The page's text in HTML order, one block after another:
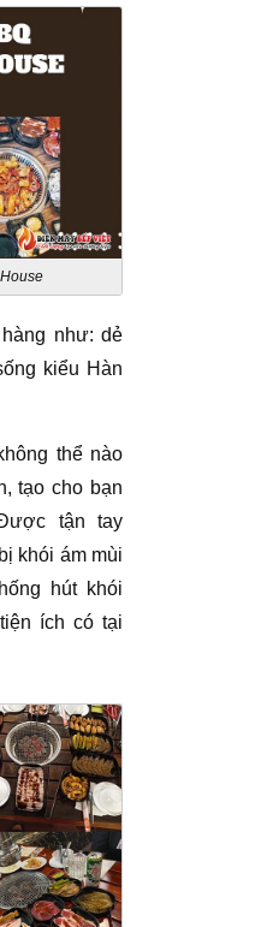
như: dẻ
kiểu Hàn
thể nào
tạo cho bạn
tận tay
khói ám mùi
hút khói
ích có tại